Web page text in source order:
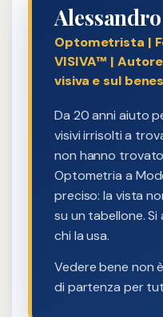
Optometrista |
VISIVA™ |
visiva e sul
Da 20 anni aiuto
visivi irrisolti a
non hanno
Optometria a
preciso: la vista
su un tabellone. Si
chi la usa.
Vedere bene non
di partenza per